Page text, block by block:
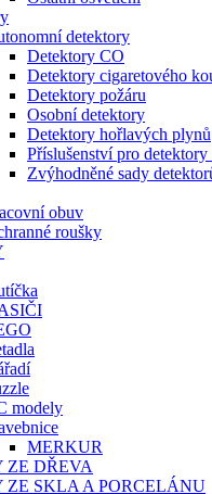
detektory
Detektory CO
Detektory cigaretového
Detektory požáru
Osobní detektory
Detektory hořlavých plynů
Příslušenství pro detektory
Zvýhodněné sady
obuv
roušky
modely
MERKUR
ZE DŘEVA
ZE SKLA A PORCELÁNU